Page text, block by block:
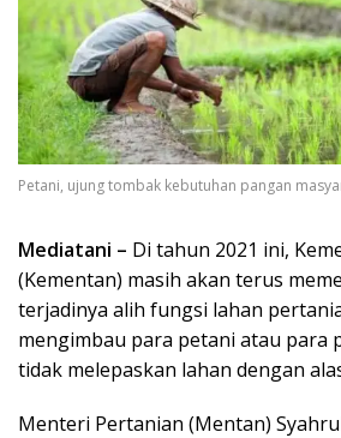
Petani, ujung tombak kebutuhan pangan
Mediatani – Di tahun 2021 ini,
(Kementan) masih akan terus
terjadinya alih fungsi lahan
mengimbau para petani atau para
tidak melepaskan lahan dengan
Menteri Pertanian (Mentan)